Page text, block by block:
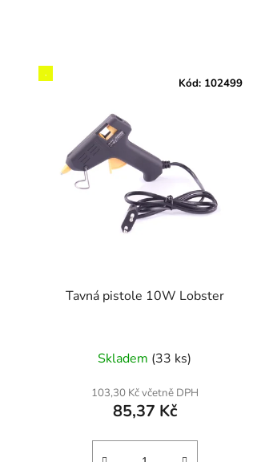
,
Tavná pistole 10W Lobster
Skladem (33 ks)
103,30 Kč včetně DPH
85,37 Kč
Kód: 102499